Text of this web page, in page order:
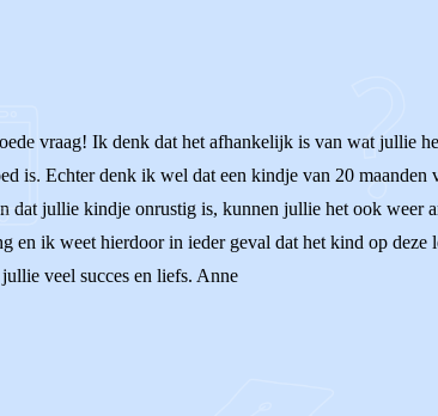
vraag! Ik denk dat het afhankelijk is van wat jullie
is. Echter denk ik wel dat een kindje van 20
dat jullie kindje onrustig is, kunnen jullie het ook weer
en ik weet hierdoor in ieder geval dat het kind op
veel succes en liefs. Anne